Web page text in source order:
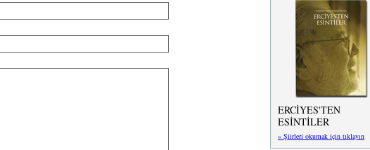
ERCİYES'TEN
ESİNTİLER
» Şiirleri okumak için tıklayın